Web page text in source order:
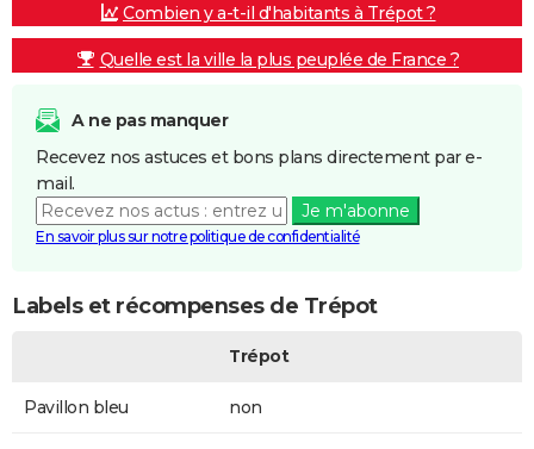
Combien y a-t-il d'habitants à Trépot ?
Quelle est la ville la plus peuplée de France ?
A ne pas manquer
Recevez nos astuces et bons plans directement par e-
mail.
Je m'abonne
En savoir plus sur notre politique de confidentialité
Labels et récompenses de Trépot
Trépot
Pavillon bleu non